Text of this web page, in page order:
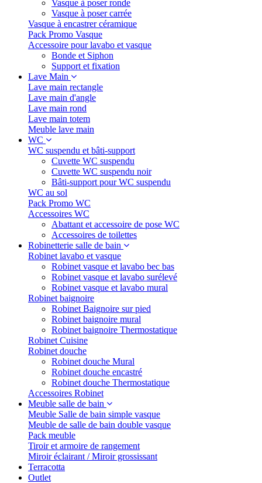
Vasque à poser ronde
Vasque à poser carrée
Vasque à encastrer céramique
Pack Promo Vasque
Accessoire pour lavabo et vasque
Bonde et Siphon
Support et fixation
Lave Main
Lave main rectangle
Lave main d'angle
Lave main rond
Lave main totem
Meuble lave main
WC
WC suspendu et bâti-support
Cuvette WC suspendu
Cuvette WC suspendu noir
Bâti-support pour WC suspendu
WC au sol
Pack Promo WC
Accessoires WC
Abattant et accessoire de pose WC
Accessoires de toilettes
Robinetterie salle de bain
Robinet lavabo et vasque
Robinet vasque et lavabo bec bas
Robinet vasque et lavabo surélevé
Robinet vasque et lavabo mural
Robinet baignoire
Robinet Baignoire sur pied
Robinet baignoire mural
Robinet baignoire Thermostatique
Robinet Cuisine
Robinet douche
Robinet douche Mural
Robinet douche encastré
Robinet douche Thermostatique
Accessoires Robinet
Meuble salle de bain
Meuble Salle de bain simple vasque
Meuble de salle de bain double vasque
Pack meuble
Tiroir et armoire de rangement
Miroir éclairant / Miroir grossissant
Terracotta
Outlet